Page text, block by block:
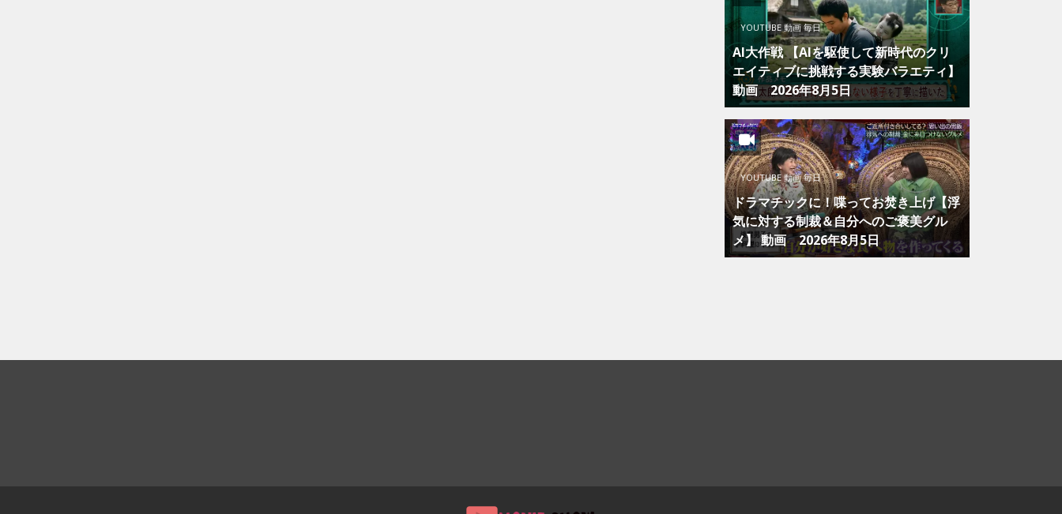
YOUTUBE 動画 毎日
AI大作戦 【AIを駆使して新時代のクリ
エイティブに挑戦する実験バラエティ】
動画 2026年8月5日
YOUTUBE 動画 毎日
ドラマチックに！喋ってお焚き上げ【浮
気に対する制裁＆自分へのご褒美グル
メ】 動画 2026年8月5日